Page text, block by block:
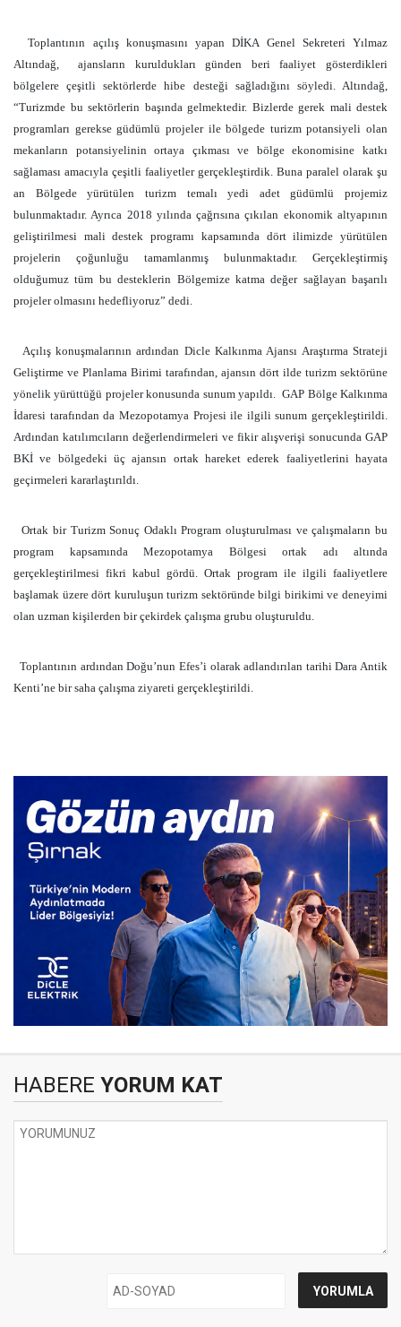
Toplantının açılış konuşmasını yapan DİKA Genel Sekreteri Yılmaz
Altındağ,
ajansların kuruldukları günden beri faaliyet gösterdikleri
bölgelere çeşitli sektörlerde hibe desteği sağladığını söyledi. Altındağ,
“Turizmde bu sektörlerin başında gelmektedir. Bizlerde gerek mali destek
programları gerekse güdümlü projeler ile bölgede turizm potansiyeli olan
mekanların potansiyelinin ortaya çıkması ve bölge ekonomisine katkı
sağlaması amacıyla çeşitli faaliyetler gerçekleştirdik. Buna paralel olarak şu
an Bölgede yürütülen turizm temalı yedi adet güdümlü projemiz
bulunmaktadır. Ayrıca 2018 yılında çağrısına çıkılan ekonomik altyapının
geliştirilmesi mali destek programı kapsamında dört ilimizde yürütülen
projelerin çoğunluğu tamamlanmış bulunmaktadır. Gerçekleştirmiş
olduğumuz tüm bu desteklerin Bölgemize katma değer sağlayan başarılı
projeler olmasını hedefliyoruz” dedi.
Açılış konuşmalarının ardından Dicle Kalkınma Ajansı Araştırma Strateji
Geliştirme ve Planlama Birimi tarafından, ajansın dört ilde turizm sektörüne
yönelik yürüttüğü projeler konusunda sunum yapıldı. GAP Bölge Kalkınma
İdaresi tarafından da Mezopotamya Projesi ile ilgili sunum gerçekleştirildi.
Ardından katılımcıların değerlendirmeleri ve fikir alışverişi sonucunda GAP
BKİ ve bölgedeki üç ajansın ortak hareket ederek faaliyetlerini hayata
geçirmeleri kararlaştırıldı.
Ortak bir Turizm Sonuç Odaklı Program oluşturulması ve çalışmaların bu
program kapsamında Mezopotamya Bölgesi ortak adı altında
gerçekleştirilmesi fikri kabul gördü. Ortak program ile ilgili faaliyetlere
başlamak üzere dört kuruluşun turizm sektöründe bilgi birikimi ve deneyimi
olan uzman kişilerden bir çekirdek çalışma grubu oluşturuldu.
Toplantının ardından Doğu’nun Efes’i olarak adlandırılan tarihi Dara Antik
Kenti’ne bir saha çalışma ziyareti gerçekleştirildi.
HABERE YORUM KAT